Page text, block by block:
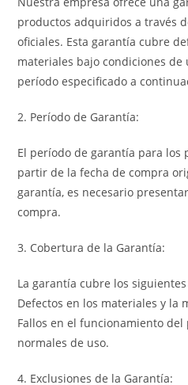
productos adquiridos a través
oficiales. Esta garantía cubre
materiales bajo condiciones
período especificado a
2. Período de Garantía:
El período de garantía para los
partir de la fecha de compra
garantía, es necesario
compra.
3. Cobertura de la Garantía:
La garantía cubre los
Defectos en los materiales y la
Fallos en el funcionamiento
normales de uso.
4. Exclusiones de la Garantía: